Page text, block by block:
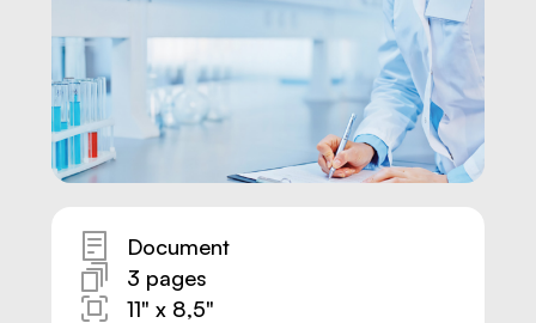
Document
3 pages
11" x 8,5"